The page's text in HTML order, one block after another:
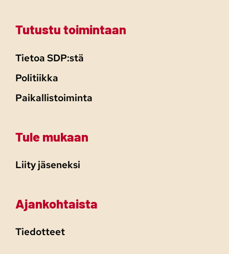
Tutustu toimintaan
Tietoa SDP:stä
Politiikka
Paikallistoiminta
Tule mukaan
Liity jäseneksi
Ajankohtaista
Tiedotteet